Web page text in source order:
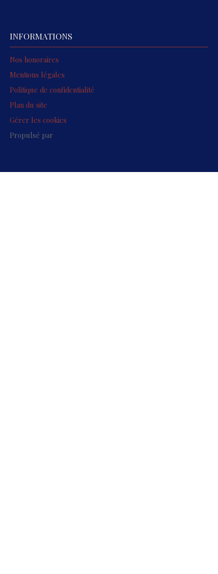
INFORMATIONS
Nos honoraires
Mentions légales
Politique de confidentialité
Plan du site
Gérer les cookies
Propulsé par